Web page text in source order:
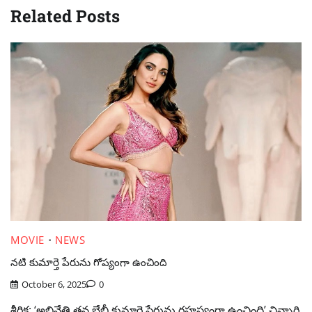
Related Posts
MOVIE
NEWS
నటి కుమార్తె పేరును గోప్యంగా ఉంచింది
October 6, 2025 0